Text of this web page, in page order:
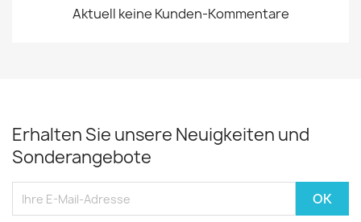
Aktuell keine Kunden-Kommentare
Erhalten Sie unsere Neuigkeiten und
Sonderangebote